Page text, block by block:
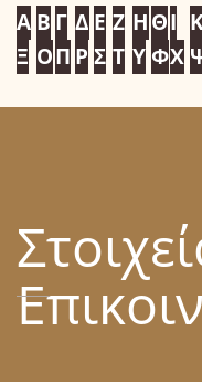
Α Β Γ Δ Ε Ζ ΗΘΙ
Ξ ΟΠ Ρ Σ Τ Υ ΦΧ